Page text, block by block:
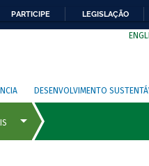
PARTICIPE LEGISLAÇÃO
DESENVOLVIMENTO